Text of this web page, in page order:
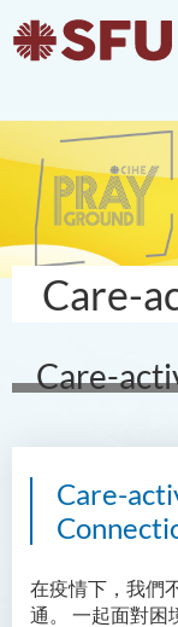
Care-
Care-
Care-
在疫情下，我們
通。 一起面對困